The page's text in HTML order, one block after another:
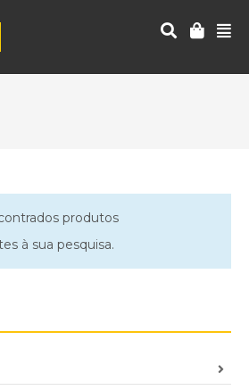
produtos
à sua pesquisa.